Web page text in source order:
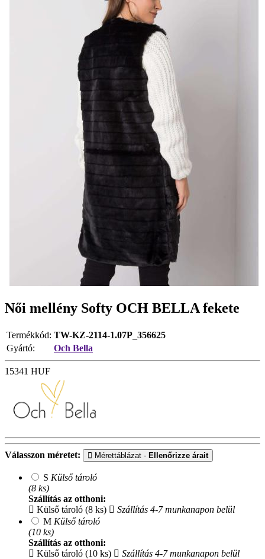
Női mellény Softy OCH BELLA fekete
Termékkód: TW-KZ-2114-1.07P_356625
Gyártó:
Och Bella
15341 HUF
Válasszon méretet: Mérettáblázat - Ellenőrizze árait
S Külső tároló
(8 ks)
Szállítás az otthoni:
Külső tároló (8 ks)
Szállítás 4-7 munkanapon belül
M Külső tároló
(10 ks)
Szállítás az otthoni:
Külső tároló (10 ks)
Szállítás 4-7 munkanapon belül